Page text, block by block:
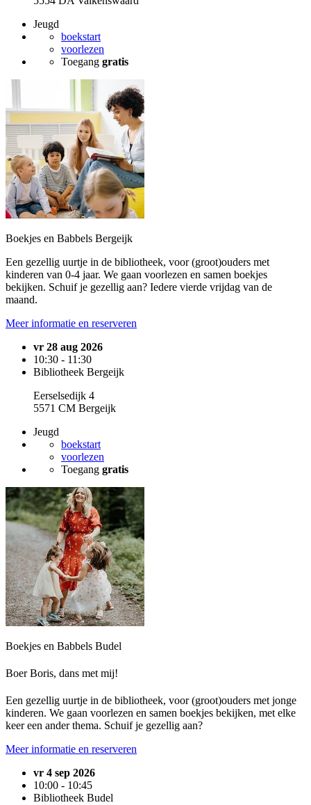
Jeugd
boekstart
voorlezen
Toegang gratis
Boekjes en Babbels Bergeijk
Een gezellig uurtje in de bibliotheek, voor (groot)ouders met
kinderen van 0-4 jaar. We gaan voorlezen en samen boekjes
bekijken. Schuif je gezellig aan? Iedere vierde vrijdag van de
maand.
Meer informatie en reserveren
vr 28 aug 2026
10:30 - 11:30
Bibliotheek Bergeijk
Eerselsedijk 4
5571 CM Bergeijk
Jeugd
boekstart
voorlezen
Toegang gratis
Boekjes en Babbels Budel
Boer Boris, dans met mij!
Een gezellig uurtje in de bibliotheek, voor (groot)ouders met jonge
kinderen. We gaan voorlezen en samen boekjes bekijken, met elke
keer een ander thema. Schuif je gezellig aan?
Meer informatie en reserveren
vr 4 sep 2026
10:00 - 10:45
Bibliotheek Budel